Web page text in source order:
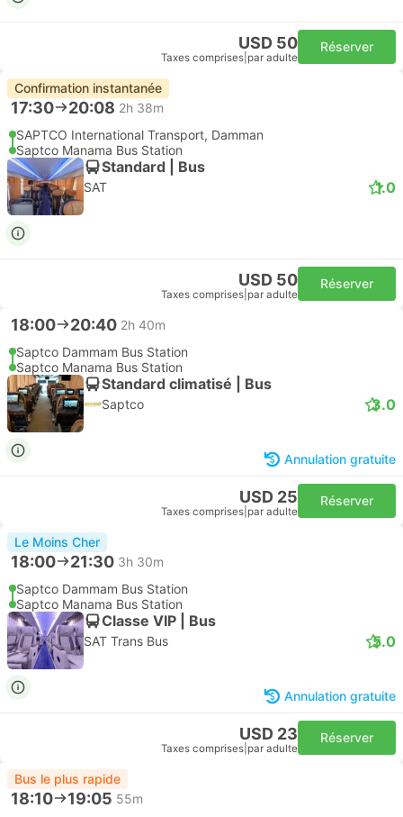
USD 50
Taxes comprises par adulte
Réserver
Confirmation instantanée
17:30 20:08 2h 38m
SAPTCO International Transport, Damman
Saptco Manama Bus Station
Standard | Bus
SAT 1.0
USD 50
Taxes comprises par adulte
Réserver
18:00 20:40 2h 40m
Saptco Dammam Bus Station
Saptco Manama Bus Station
Standard climatisé | Bus
Saptco 3.0
Annulation gratuite
USD 25
Taxes comprises par adulte
Réserver
Le Moins Cher
18:00 21:30 3h 30m
Saptco Dammam Bus Station
Saptco Manama Bus Station
Classe VIP | Bus
SAT Trans Bus 5.0
Annulation gratuite
USD 23
Taxes comprises par adulte
Réserver
Bus le plus rapide
18:10 19:05 55m